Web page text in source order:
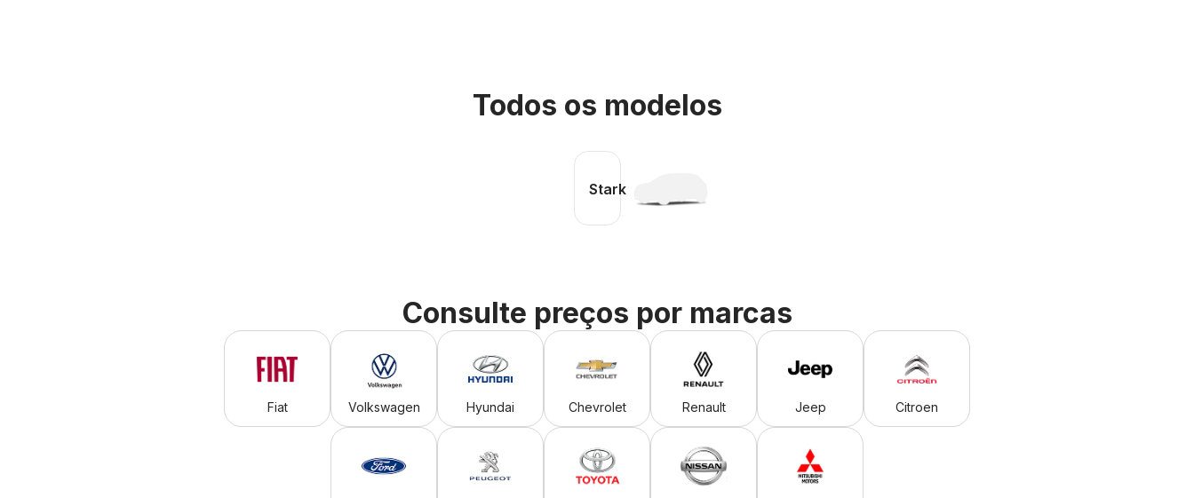
Todos os modelos
Stark
Consulte preços por marcas
Fiat Volkswagen Hyundai Chevrolet Renault Jeep Citroen